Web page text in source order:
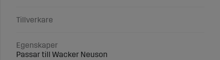
Tillverkare
Egenskaper
Passar till Wacker Neuson